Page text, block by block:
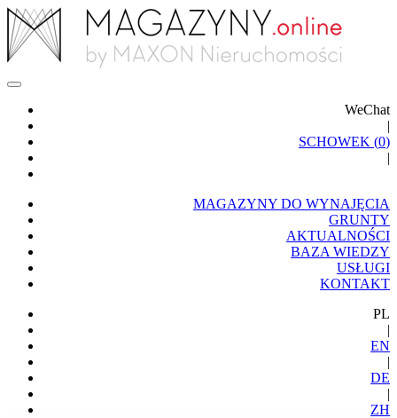
WeChat
|
SCHOWEK (0)
|
MAGAZYNY DO WYNAJĘCIA
GRUNTY
AKTUALNOŚCI
BAZA WIEDZY
USŁUGI
KONTAKT
PL
|
EN
|
DE
|
ZH